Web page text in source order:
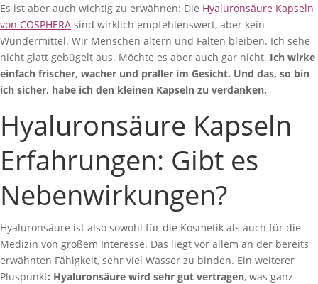
Es ist aber auch wichtig zu erwähnen: Die Hyaluronsäure Kapseln
von COSPHERA sind wirklich empfehlenswert, aber kein
Wundermittel. Wir Menschen altern und Falten bleiben. Ich sehe
nicht glatt gebügelt aus. Möchte es aber auch gar nicht. Ich wirke
einfach frischer, wacher und praller im Gesicht. Und das, so bin
ich sicher, habe ich den kleinen Kapseln zu verdanken.
Hyaluronsäure Kapseln
Erfahrungen: Gibt es
Nebenwirkungen?
Hyaluronsäure ist also sowohl für die Kosmetik als auch für die
Medizin von großem Interesse. Das liegt vor allem an der bereits
erwähnten Fähigkeit, sehr viel Wasser zu binden. Ein weiterer
Pluspunkt: Hyaluronsäure wird sehr gut vertragen, was ganz